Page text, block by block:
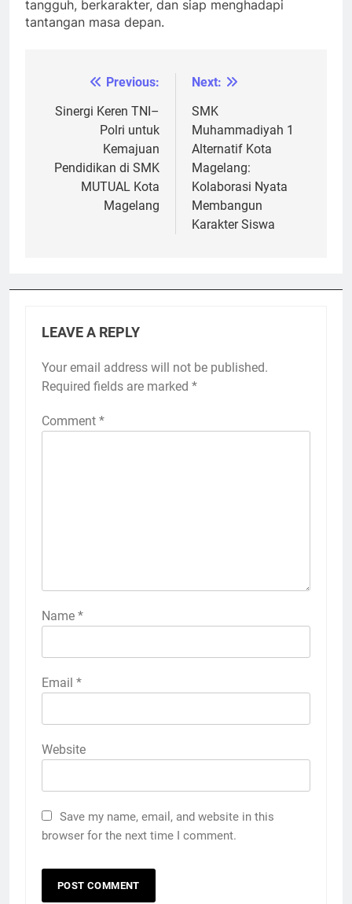
tangguh, berkarakter, dan siap menghadapi
tantangan masa depan.
navigation
Previous:
Sinergi Keren TNI–
Polri untuk
Kemajuan
Pendidikan di SMK
MUTUAL Kota
Magelang
Next:
SMK
Muhammadiyah 1
Alternatif Kota
Magelang:
Kolaborasi Nyata
Membangun
Karakter Siswa
LEAVE A REPLY
Your email address will not be published.
Required fields are marked *
Comment *
Name *
Email *
Website
Save my name, email, and website in this
browser for the next time I comment.